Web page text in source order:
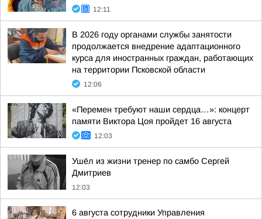
12:11
В 2026 году органами службы занятости
продолжается внедрение адаптационного
курса для иностранных граждан, работающих
на территории Псковской области
12:06
«Перемен требуют наши сердца…»: концерт
памяти Виктора Цоя пройдет 16 августа
12:03
Ушёл из жизни тренер по самбо Сергей
Дмитриев
12:03
6 августа сотрудники Управления